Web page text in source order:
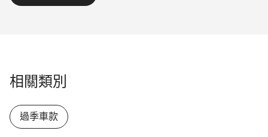
相關類別
過季車款